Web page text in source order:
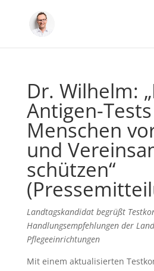
Dr. Wilhelm:
Antigen-
Menschen
und
schützen“
Landtagskandidat begrüßt
Handlungsempfehlungen der
Pflegeeinrichtungen
Mit einem aktualisierten